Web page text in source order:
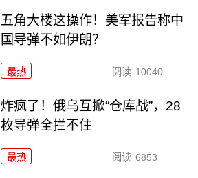
五角大楼这操作！美军报告称中
国导弹不如伊朗？
最热 阅读 10040
炸疯了！俄乌互掀“仓库战”，28
枚导弹全拦不住
最热 阅读 6853